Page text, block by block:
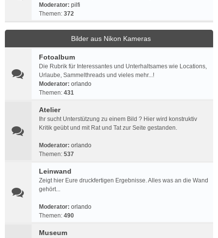
Moderator: pilfi
Themen: 372
Bilder aus Nikon Kameras
Fotoalbum
Die Rubrik für Interessantes und Unterhaltsames wie Locations,
Urlaube, Sammelthreads und vieles mehr...!
Moderator: orlando
Themen: 431
Atelier
Ihr sucht Unterstützung zu einem Bild ? Hier wird konstruktiv
Kritik geübt und mit Rat und Tat zur Seite gestanden.
Moderator: orlando
Themen: 537
Leinwand
Zeigt hier Eure druckfertigen Ergebnisse. Alles was an die Wand
gehört...
Moderator: orlando
Themen: 490
Museum